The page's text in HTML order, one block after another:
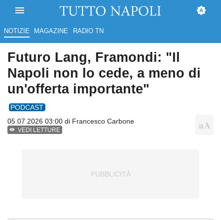
NOTIZIE MAGAZINE RADIO TN
Futuro Lang, Framondi: "Il
Napoli non lo cede, a meno di
un'offerta importante"
PODCAST
05.07.2026 03:00 di Francesco Carbone
VEDI LETTURE